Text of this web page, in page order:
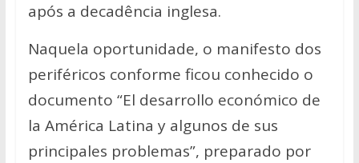
após a decadência inglesa.
Naquela oportunidade, o manifesto dos
periféricos conforme ficou conhecido o
documento “El desarrollo económico de
la América Latina y algunos de sus
principales problemas”, preparado por